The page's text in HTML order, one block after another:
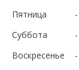
Пятница
Суббота
Воскресенье